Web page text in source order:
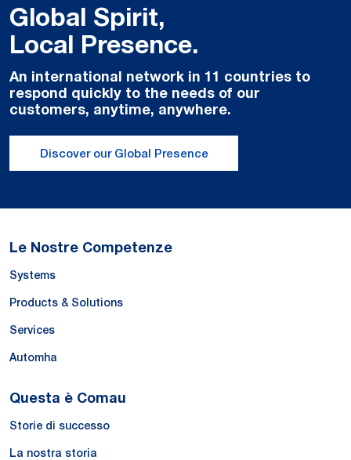
Global Spirit,
Local Presence.
An international network in 11 countries to
respond quickly to the needs of our
customers, anytime, anywhere.
Discover our Global Presence
Le Nostre Competenze
Systems
Products & Solutions
Services
Automha
Questa è Comau
Storie di successo
La nostra storia